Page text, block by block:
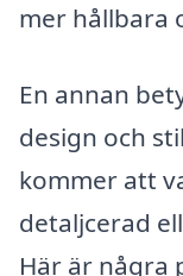
mer hållbara
En annan
design och
kommer att
detaljcerad
Här är några